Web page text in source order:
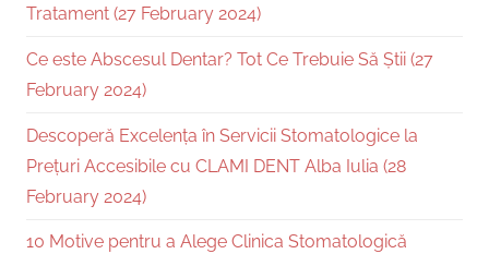
Tratament (27 February 2024)
Ce este Abscesul Dentar? Tot Ce Trebuie Să Știi (27
February 2024)
Descoperă Excelența în Servicii Stomatologice la
Prețuri Accesibile cu CLAMI DENT Alba Iulia (28
February 2024)
10 Motive pentru a Alege Clinica Stomatologică